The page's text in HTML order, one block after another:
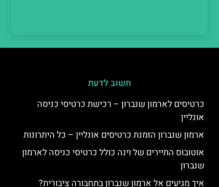
חשוב לדעת
כרטיסים לארמון שנברון – רכישת כרטיסי כניסה
אונליין
ארמון שנברון הזמנת כרטיסים אונליין – כל היתרונות
אוטובוס התיירים של וינה כולל כרטיסי כניסה לארמון
שנברון
איך מגיעים אל ארמון שנברון בתחבורה ציבורית?